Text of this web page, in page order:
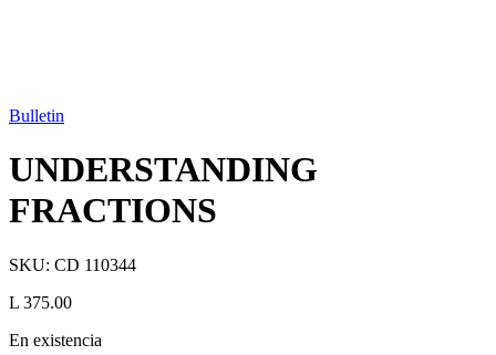
Bulletin
UNDERSTANDING
FRACTIONS
SKU: CD 110344
L 375.00
En existencia